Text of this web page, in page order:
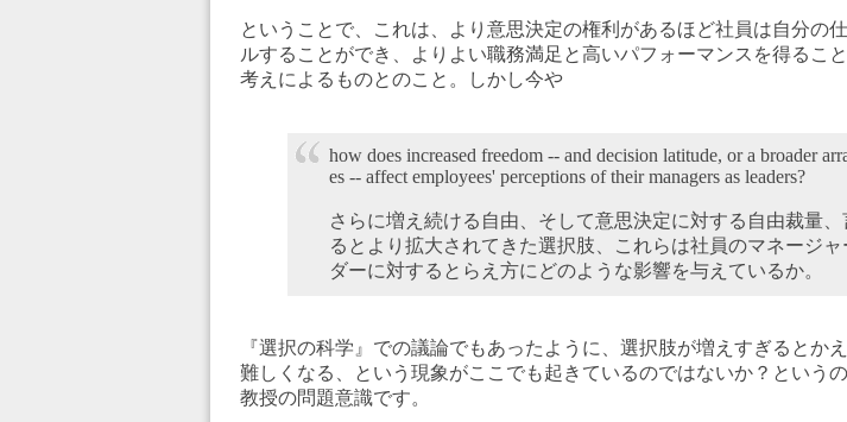
ということで、これは、より意思決定の権利があるほど社員は自分の
ルすることができ、よりよい職務満足と高いパフォーマンスを得るこ
考えによるものとのこと。しかし今や
how does increased freedom -- and decision latitude, or a broader
es -- affect employees' perceptions of their managers as leaders?
さらに増え続ける自由、そして意思決定に対する自由裁量、
るとより拡大されてきた選択肢、これらは社員のマネージャ
ダーに対するとらえ方にどのような影響を与えているか。
『選択の科学』での議論でもあったように、選択肢が増えすぎるとか
難しくなる、という現象がここでも起きているのではないか？という
教授の問題意識です。